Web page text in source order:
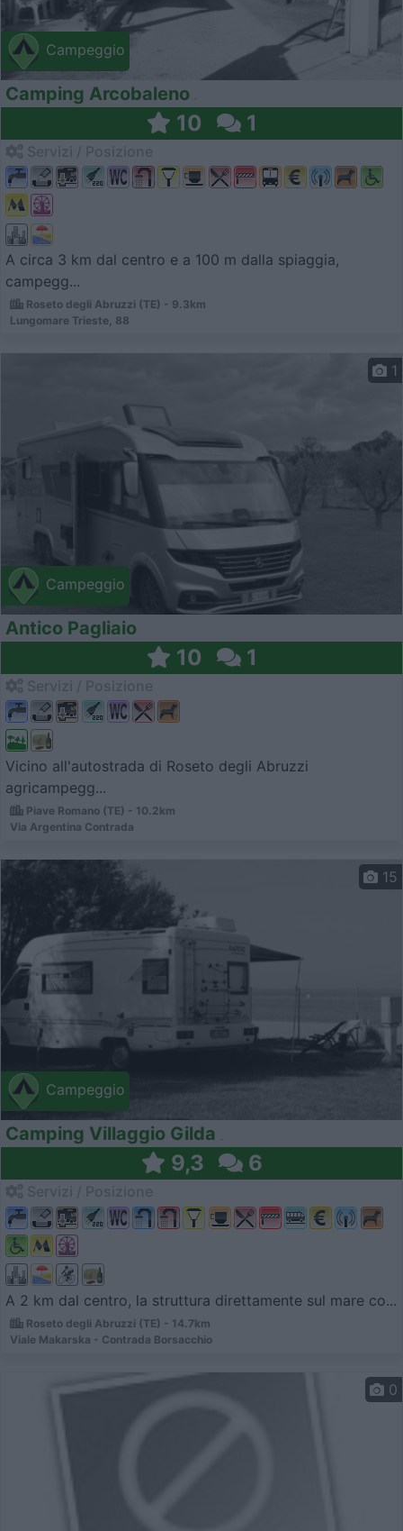
Campeggio
Camping Arcobaleno
10 1
A circa 3 km dal centro e a 100 m dalla spiaggia,
campegg...
Roseto degli Abruzzi (TE) - 9.3km
Lungomare Trieste, 88
Campeggio
1
Antico Pagliaio
10 1
Vicino all'autostrada di Roseto degli Abruzzi
agricampegg...
Piave Romano (TE) - 10.2km
Via Argentina Contrada
Campeggio
15
Camping Villaggio Gilda
9,3 6
A 2 km dal centro, la struttura direttamente sul mare co...
Roseto degli Abruzzi (TE) - 14.7km
Viale Makarska - Contrada Borsacchio
0